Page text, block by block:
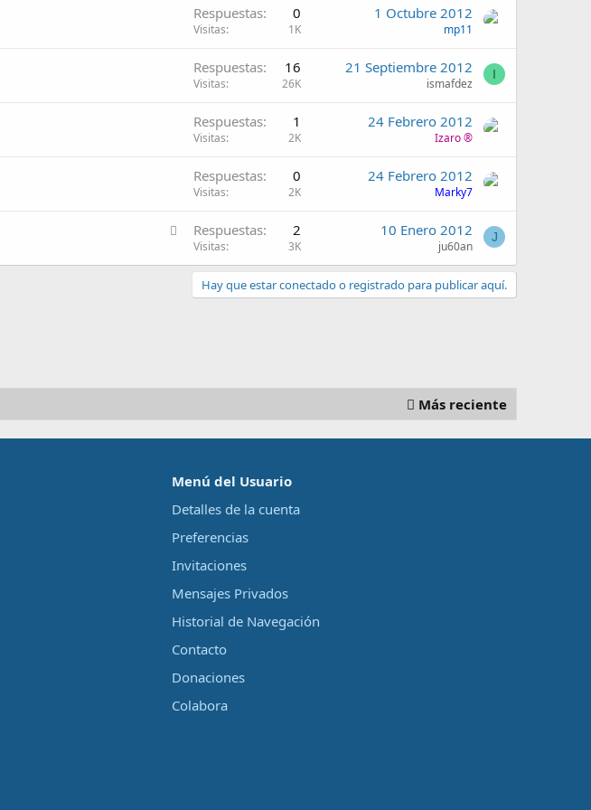
Respuestas 0
Visitas 1K
1 Octubre 2012
mp11
Respuestas 16
Visitas 26K
21 Septiembre 2012
ismafdez
I
Respuestas 1
Visitas 2K
24 Febrero 2012
Izaro ®
Respuestas 0
Visitas 2K
24 Febrero 2012
Marky7
r
Respuestas 2
Visitas 3K
10 Enero 2012
ju60an
J
Hay que estar conectado o registrado para publicar aquí.
Más reciente
Menú del Usuario
Detalles de la cuenta
Preferencias
Invitaciones
Mensajes Privados
Historial de Navegación
Contacto
Donaciones
Colabora